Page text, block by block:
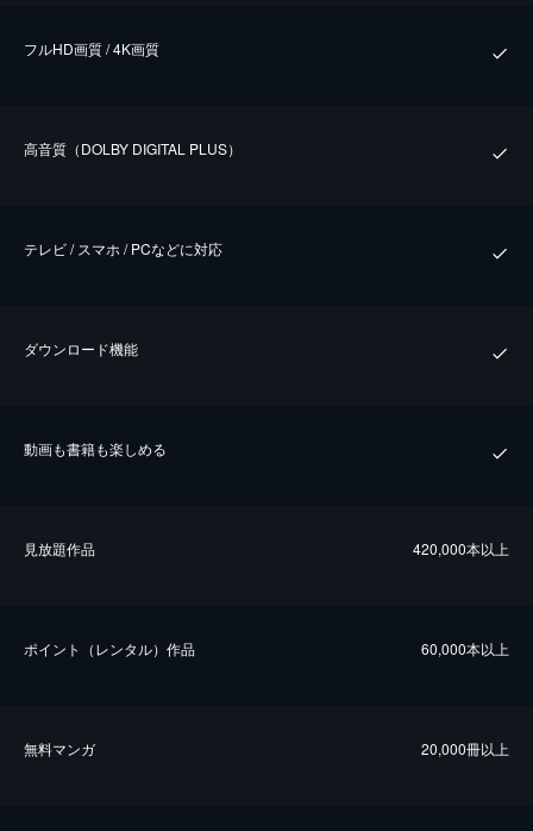
フルHD画質 / 4K画質
⾼⾳質（DOLBY DIGITAL PLUS）
テレビ / スマホ / PCなどに対応
ダウンロード機能
動画も書籍も楽しめる
⾒放題作品 420,000本以上
ポイント（レンタル）作品 60,000本以上
無料マンガ 20,000冊以上